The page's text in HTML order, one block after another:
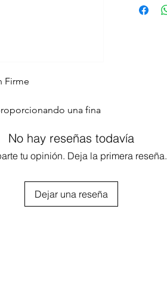
Firme
una fina
de la humedad
y suavidad.
No hay reseñas todavía
tu opinión. Deja la primera reseña.
Dejar una reseña